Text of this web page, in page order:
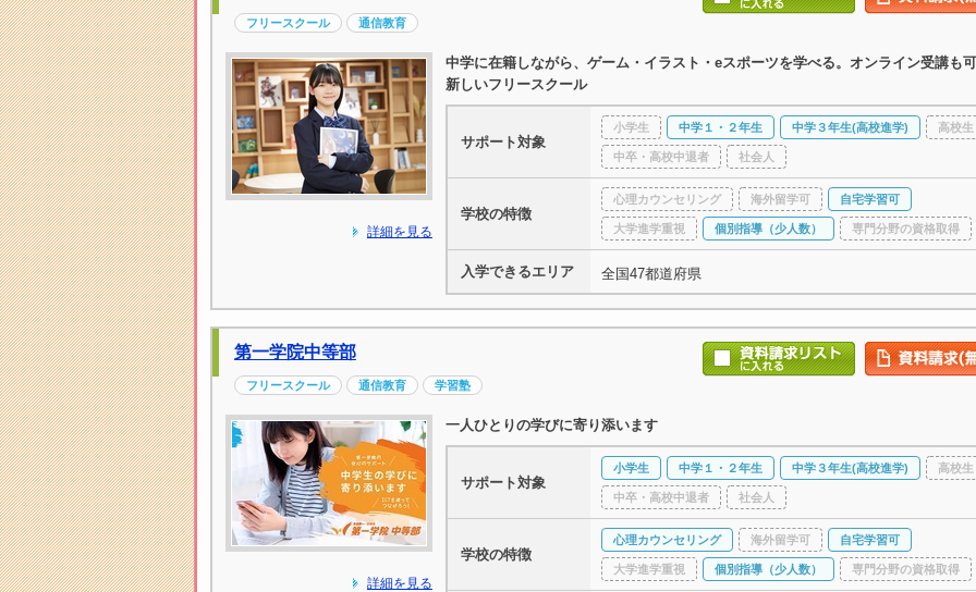
フリースクール 通信教育
詳細を見る
中学に在籍しながら、ゲーム・イラスト・eスポーツを学べる。オンライン受講も
新しいフリースクール
サポート対象
小学生 中学１・２年生 中学３年生(高校進学) 高校生
中卒・高校中退者 社会人
学校の特徴
心理カウンセリング 海外留学可 自宅学習可
大学進学重視 個別指導（少人数） 専門分野の資格取得
入学できるエリア 全国47都道府県
第一学院中等部
フリースクール 通信教育 学習塾
詳細を見る
一人ひとりの学びに寄り添います
サポート対象
小学生 中学１・２年生 中学３年生(高校進学) 高校生
中卒・高校中退者 社会人
学校の特徴
心理カウンセリング 海外留学可 自宅学習可
大学進学重視 個別指導（少人数） 専門分野の資格取得